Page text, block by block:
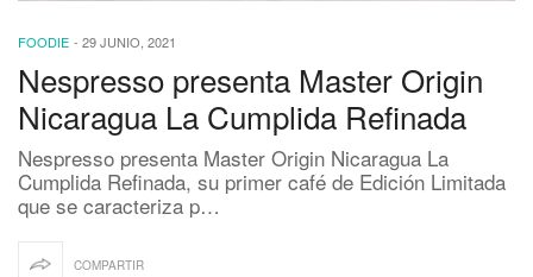
FOODIE - 29 JUNIO, 2021
Nespresso presenta Master Origin
Nicaragua La Cumplida Refinada
Nespresso presenta Master Origin Nicaragua La
Cumplida Refinada, su primer café de Edición Limitada
que se caracteriza p…
COMPARTIR